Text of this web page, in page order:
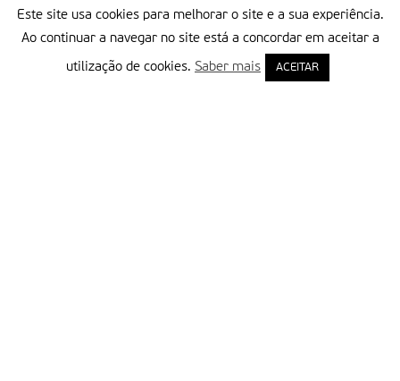
Este site usa cookies para melhorar o site e a sua experiência.
Ao continuar a navegar no site está a concordar em aceitar a
utilização de cookies. Saber mais ACEITAR